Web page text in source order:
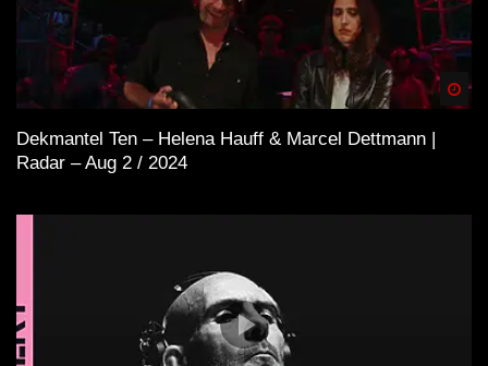
Dekmantel Ten – Helena Hauff & Marcel Dettmann |
Radar – Aug 2 / 2024